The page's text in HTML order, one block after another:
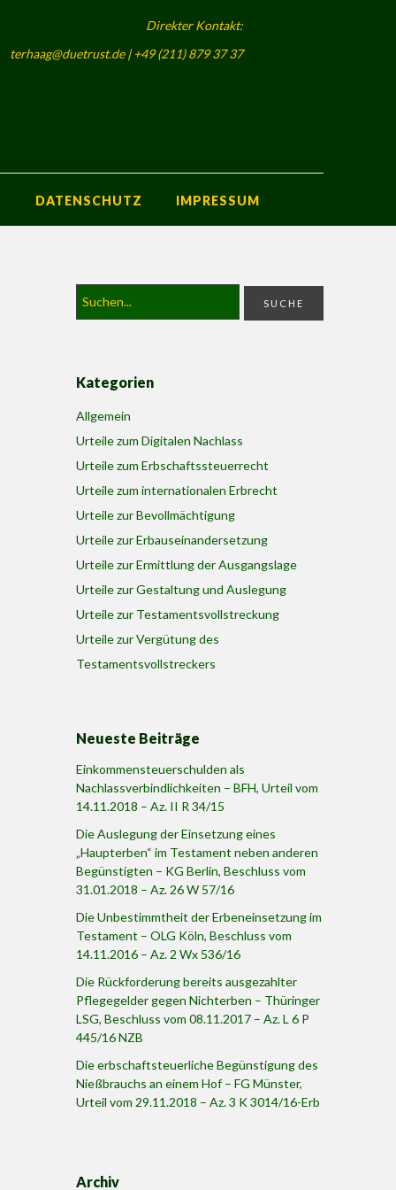
Direkter Kontakt:
terhaag@duetrust.de | +49 (211) 879 37 37
DATENSCHUTZ IMPRESSUM
Kategorien
Allgemein
Urteile zum Digitalen Nachlass
Urteile zum Erbschaftssteuerrecht
Urteile zum internationalen Erbrecht
Urteile zur Bevollmächtigung
Urteile zur Erbauseinandersetzung
Urteile zur Ermittlung der Ausgangslage
Urteile zur Gestaltung und Auslegung
Urteile zur Testamentsvollstreckung
Urteile zur Vergütung des
Testamentsvollstreckers
Neueste Beiträge
Einkommensteuerschulden als
Nachlassverbindlichkeiten – BFH, Urteil vom
14.11.2018 – Az. II R 34/15
Die Auslegung der Einsetzung eines
„Haupterben“ im Testament neben anderen
Begünstigten – KG Berlin, Beschluss vom
31.01.2018 – Az. 26 W 57/16
Die Unbestimmtheit der Erbeneinsetzung im
Testament – OLG Köln, Beschluss vom
14.11.2016 – Az. 2 Wx 536/16
Die Rückforderung bereits ausgezahlter
Pflegegelder gegen Nichterben – Thüringer
LSG, Beschluss vom 08.11.2017 – Az. L 6 P
445/16 NZB
Die erbschaftsteuerliche Begünstigung des
Nießbrauchs an einem Hof – FG Münster,
Urteil vom 29.11.2018 – Az. 3 K 3014/16-Erb
Archiv